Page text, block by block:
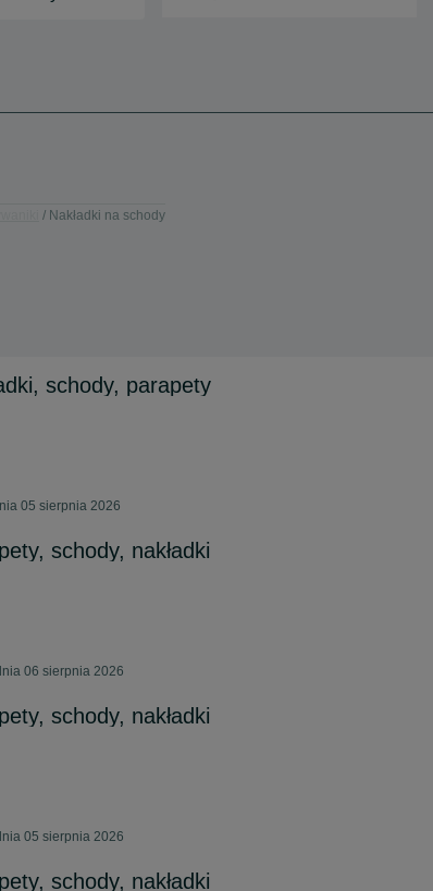
Nakładki na schody
schody, parapety
05 sierpnia 2026
schody, nakładki
06 sierpnia 2026
schody, nakładki
05 sierpnia 2026
schody, nakładki